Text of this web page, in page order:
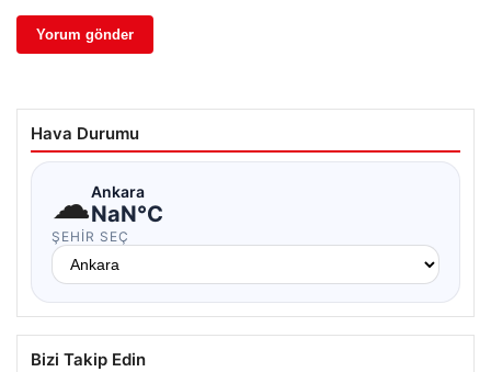
Hava Durumu
☁Ankara
NaN°C
ŞEHIR SEÇ
Bizi Takip Edin